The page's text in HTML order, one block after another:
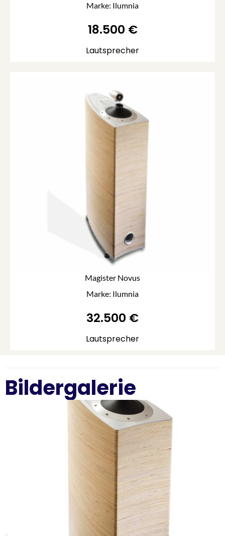
Lautsprecher
Marke: Ilumnia
18.500 €
Lautsprecher
Magister Novus
Marke: Ilumnia
32.500 €
Bildergalerie